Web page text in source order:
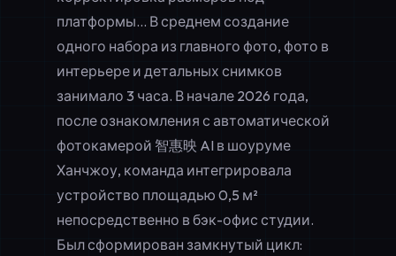
платформы... В среднем создание
одного набора из главного фото, фото в
интерьере и детальных снимков
занимало 3 часа. В начале 2026 года,
после ознакомления с автоматической
фотокамерой 智惠映 AI в шоуруме
Ханчжоу, команда интегрировала
устройство площадью 0,5 м²
непосредственно в бэк-офис студии.
Был сформирован замкнутый цикл: